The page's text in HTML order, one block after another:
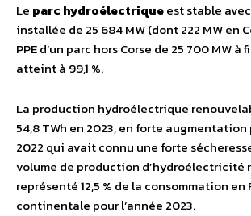
Le parc hydroélectriqueest stable
installée de 25 684 MW (dont 222 MW en
PPE d’un parc hors Corse de 25 700 MW à
atteint à 99,1 %.
La production hydroélectrique
54,8 TWh en 2023, en forte
2022 qui avait connu une forte
volume de production d’hydroélectricité
représenté 12,5 % de la consommation en
continentale pour l’année 2023.